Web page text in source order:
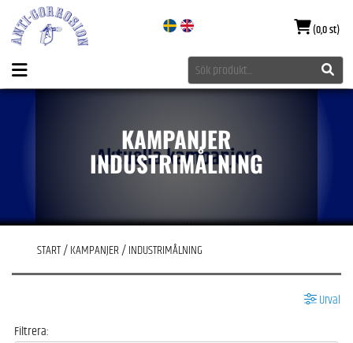
(0,0 st)
KAMPANJER
INDUSTRIMÅLNING
START/KAMPANJER/INDUSTRIMÅLNING
Urval
Filtrera: